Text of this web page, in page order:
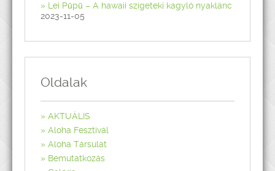
Lei Pūpū – A hawaii szigeteki kagyló nyaklánc
2023-11-05
Oldalak
AKTUÁLIS
Aloha Fesztivál
Aloha Társulat
Bemutatkozás